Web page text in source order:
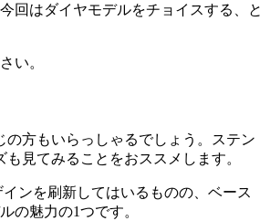
回はダイヤモデルをチョイスする、と
い。
方もいらっしゃるでしょう。ステン
見てみることをおススメします。
ンを刷新してはいるものの、ベース
の魅力の1つです。